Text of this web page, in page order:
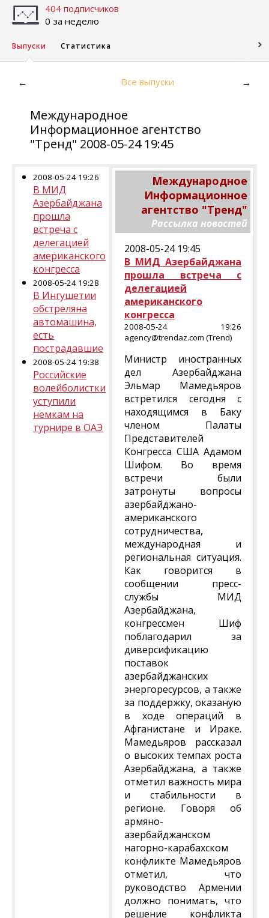
404 подписчиков
0 за неделю
Выпуски Статистика
← Все выпуски →
Международное
Информационное агентство
"Тренд" 2008-05-24 19:45
2008-05-24 19:26
В МИД
Азербайджана
прошла
встреча с
делегацией
американского
конгресса
2008-05-24 19:28
В Ингушетии
обстреляна
автомашина,
есть
пострадавшие
2008-05-24 19:38
Российские
волейболистки
уступили
немкам на
турнире в ОАЭ
Международное
Информационное
агентство "Тренд"
Рассылка новостей
2008-05-24 19:45
В МИД Азербайджана
прошла встреча с
делегацией
американского
конгресса
2008-05-24 19:26
agency@trendaz.com (Trend)
Министр иностранных
дел Азербайджана
Эльмар Мамедьяров
встретился сегодня с
находящимся в Баку
членом Палаты
Представителей
Конгресса США Адамом
Шифом. Во время
встречи были
затронуты вопросы
азербайджано-
американского
сотрудничества,
международная и
региональная ситуация.
Как говорится в
сообщении пресс-
службы МИД
Азербайджана,
конгрессмен Шиф
поблагодарил за
диверсификацию
поставок
азербайджанских
энергоресурсов, а также
за поддержку, оказаную
в ходе операций в
Афганистане и Ираке.
Мамедьяров рассказал
о высоких темпах роста
Азербайджана, а также
отметил важность мира
и стабильности в
регионе. Говоря об
армяно-
азербайджанском
нагорно-карабахском
конфликте Мамедьяров
отметил, что
руководство Армении
должно понимать, что
решение конфликта